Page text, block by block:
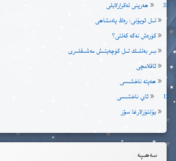
32 ھەرپنى تەكرارلايلى
تىل ئويۇنى: رەڭ پادىشاھى
كۈرەش نەگە كەتتى؟
بىر بەتلىك تىل كۈچەيتىش مەشىقلىرى
ئاقلامچى
ھەپتە ناخشىسى
12 ئاي ناخشىسى
يۇلتۇزلارغا سۆز
سەھىپە